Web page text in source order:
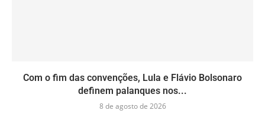
Com o fim das convenções, Lula e Flávio Bolsonaro
definem palanques nos...
8 de agosto de 2026